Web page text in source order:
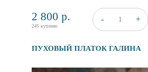
2 800 р.
245 куплено
- 1 +
ПУХОВЫЙ ПЛАТОК ГАЛИНА